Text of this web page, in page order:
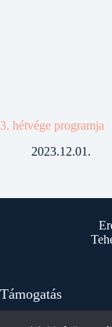
3. hétvége programja
2023.12.01.
Támogatás